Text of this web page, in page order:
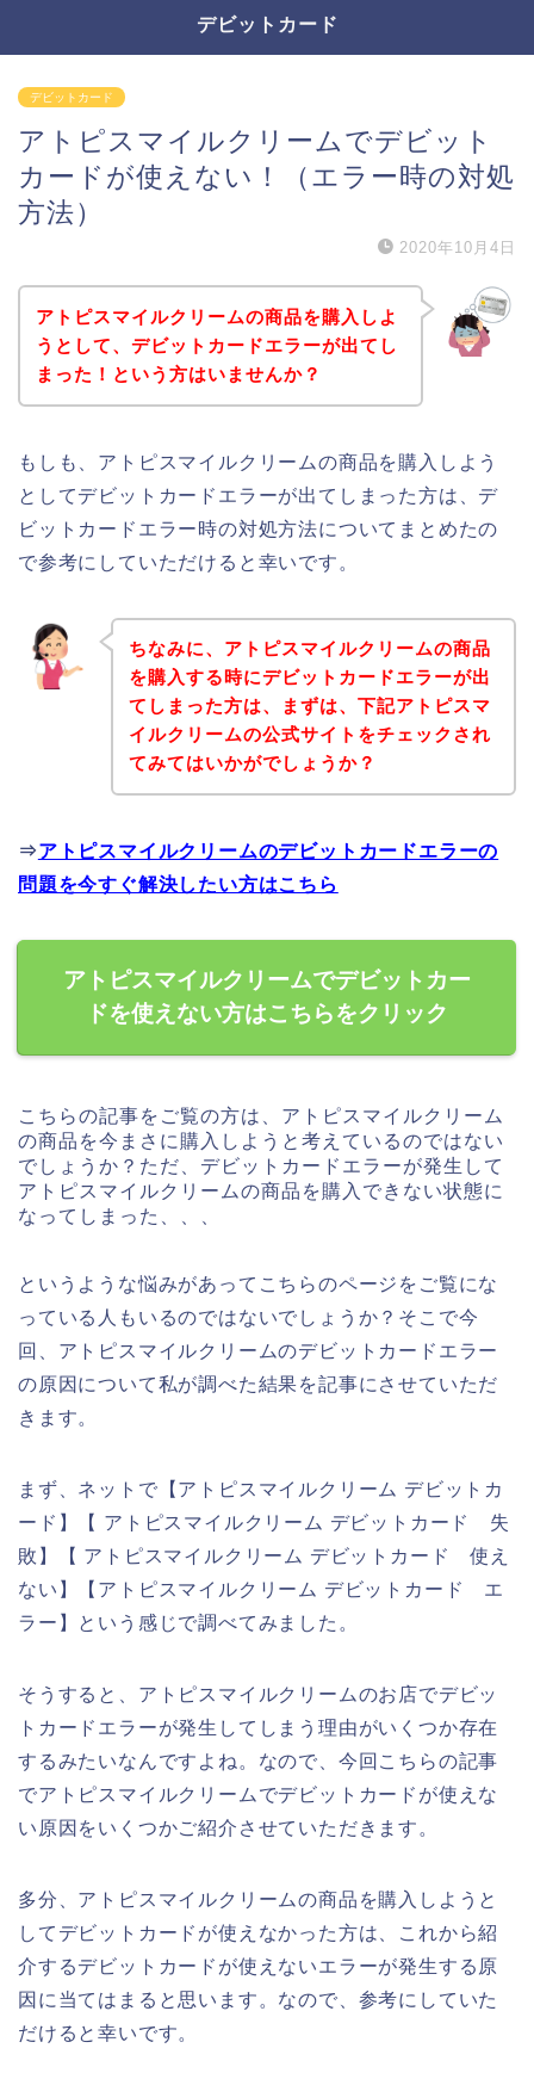
デビットカード
デビットカード
アトピスマイルクリームでデビット
カードが使えない！（エラー時の対処
方法）
2020年10月4日
アトピスマイルクリームの商品を購入しよ
うとして、デビットカードエラーが出てし
まった！という方はいませんか？
もしも、アトピスマイルクリームの商品を購入しよう
としてデビットカードエラーが出てしまった方は、デ
ビットカードエラー時の対処方法についてまとめたの
で参考にしていただけると幸いです。
ちなみに、アトピスマイルクリームの商品
を購入する時にデビットカードエラーが出
てしまった方は、まずは、下記アトピスマ
イルクリームの公式サイトをチェックされ
てみてはいかがでしょうか？
⇒アトピスマイルクリームのデビットカードエラーの
問題を今すぐ解決したい方はこちら
アトピスマイルクリームでデビットカー
ドを使えない方はこちらをクリック
こちらの記事をご覧の方は、アトピスマイルクリーム
の商品を今まさに購入しようと考えているのではない
でしょうか？ただ、デビットカードエラーが発生して
アトピスマイルクリームの商品を購入できない状態に
なってしまった、、、
というような悩みがあってこちらのページをご覧にな
っている人もいるのではないでしょうか？そこで今
回、アトピスマイルクリームのデビットカードエラー
の原因について私が調べた結果を記事にさせていただ
きます。
まず、ネットで【アトピスマイルクリーム デビットカ
ード】【 アトピスマイルクリーム デビットカード 失
敗】【 アトピスマイルクリーム デビットカード 使え
ない】【アトピスマイルクリーム デビットカード エ
ラー】という感じで調べてみました。
そうすると、アトピスマイルクリームのお店でデビッ
トカードエラーが発生してしまう理由がいくつか存在
するみたいなんですよね。なので、今回こちらの記事
でアトピスマイルクリームでデビットカードが使えな
い原因をいくつかご紹介させていただきます。
多分、アトピスマイルクリームの商品を購入しようと
してデビットカードが使えなかった方は、これから紹
介するデビットカードが使えないエラーが発生する原
因に当てはまると思います。なので、参考にしていた
だけると幸いです。